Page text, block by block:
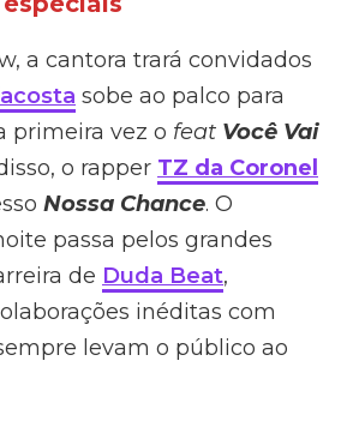
a cantora trará convidados
sobe ao palco para
primeira vez o feat Você Vai
o rapper TZ da Coronel
Nossa Chance. O
passa pelos grandes
de Duda Beat,
inéditas com
levam o público ao